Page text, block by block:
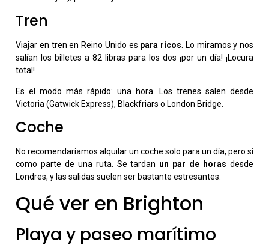
Tren
Viajar en tren en Reino Unido es para ricos . Lo miramos y nos
salían los billetes a 82 libras para los dos ¡por un día! ¡Locura
total!
Es el modo más rápido: una hora. Los trenes salen desde
Victoria (Gatwick Express), Blackfriars o London Bridge.
Coche
No recomendaríamos alquilar un coche solo para un día, pero sí
como parte de una ruta. Se tardan un par de horas desde
Londres, y las salidas suelen ser bastante estresantes.
Qué ver en Brighton
Playa y paseo marítimo